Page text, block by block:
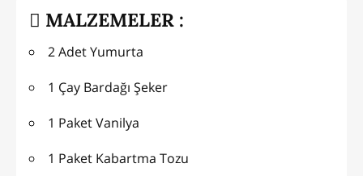
MALZEMELER :
2 Adet Yumurta
1 Çay Bardağı Şeker
1 Paket Vanilya
1 Paket Kabartma Tozu